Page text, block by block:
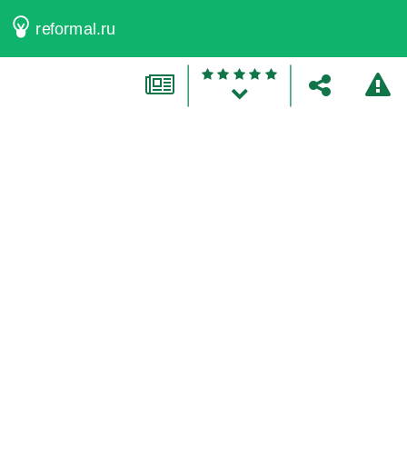
reformal.ru